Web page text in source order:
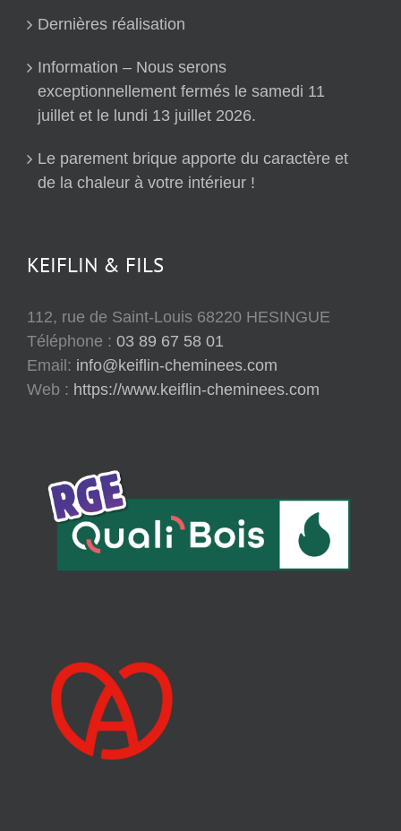
Dernières réalisation
Information – Nous serons
exceptionnellement fermés le samedi 11
juillet et le lundi 13 juillet 2026.
Le parement brique apporte du caractère et
de la chaleur à votre intérieur !
KEIFLIN & FILS
112, rue de Saint-Louis 68220 HESINGUE
Téléphone : 03 89 67 58 01
Email: info@keiflin-cheminees.com
Web : https://www.keiflin-cheminees.com